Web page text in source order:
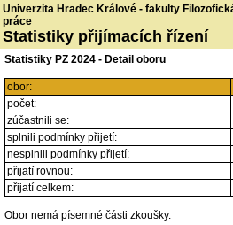
Univerzita Hradec Králové - fakulty
práce
Statistiky přijímacích řízení
Statistiky PZ 2024 - Detail oboru
obor:
počet:
zúčastnili se:
splnili podmínky přijetí:
nesplnili podmínky přijetí:
přijatí rovnou:
přijatí celkem:
Obor nemá písemné části zkoušky.